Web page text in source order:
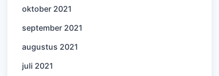
oktober 2021
september 2021
augustus 2021
juli 2021